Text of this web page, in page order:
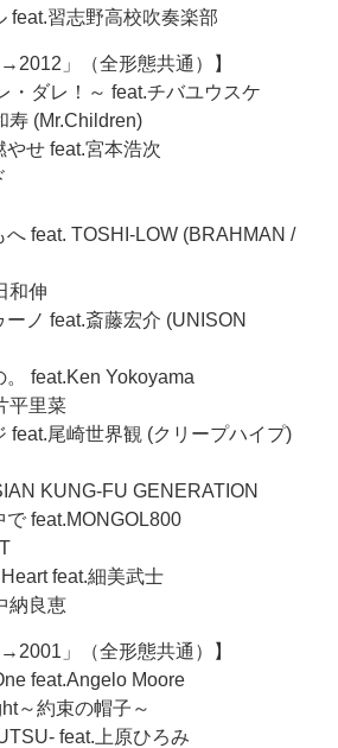
feat.習志野高校吹奏楽部
」（全形態共通）】
・ダレ！～ feat.チバユウスケ
寿 (Mr.Children)
せ feat.宮本浩次
feat. TOSHI-LOW (BRAHMAN /
和伸
ノ feat.斎藤宏介 (UNISON
feat.Ken Yokoyama
平里菜
feat.尾崎世界観 (クリープハイプ)
KUNG-FU GENERATION
feat.MONGOL800
feat.細美武士
納良恵
」（全形態共通）】
feat.Angelo Moore
～約束の帽子～
feat.上原ひろみ